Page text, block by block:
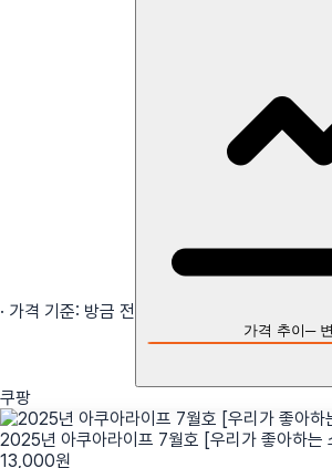
· 가격 기준: 방금 전
가격 추이─
쿠팡
2025년 아쿠아라이프 7월호 [우리가 좋아하는
13,000원